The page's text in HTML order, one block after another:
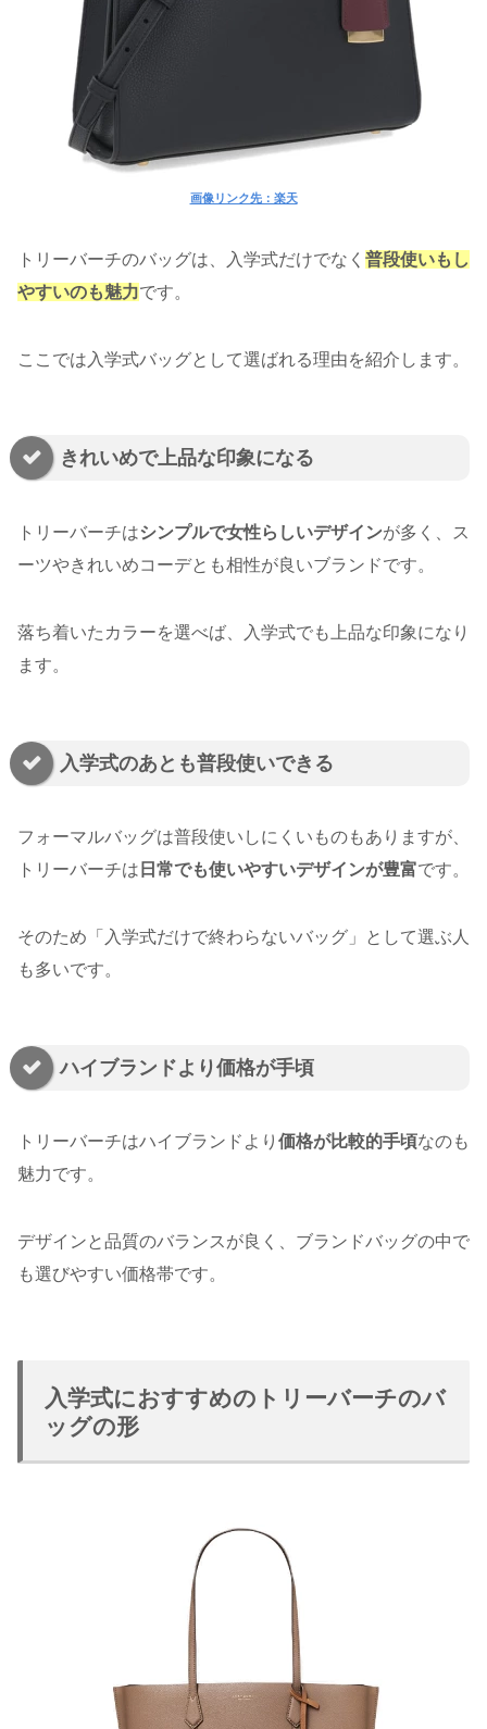
画像リンク先：楽天
トリーバーチのバッグは、入学式だけでなく 普段使いもし
やすいのも魅力です。
ここでは入学式バッグとして選ばれる理由を紹介します。
きれいめで上品な印象になる
トリーバーチはシンプルで女性らしいデザインが多く、ス
ーツやきれいめコーデとも相性が良いブランドです。
落ち着いたカラーを選べば、入学式でも上品な印象になり
ます。
入学式のあとも普段使いできる
フォーマルバッグは普段使いしにくいものもありますが、
トリーバーチは 日常でも使いやすいデザインが豊富です。
そのため「入学式だけで終わらないバッグ」として選ぶ人
も多いです。
ハイブランドより価格が手頃
トリーバーチはハイブランドより 価格が比較的手頃なのも
魅力です。
デザインと品質のバランスが良く、ブランドバッグの中で
も選びやすい価格帯です。
入学式におすすめのトリーバーチのバ
ッグの形